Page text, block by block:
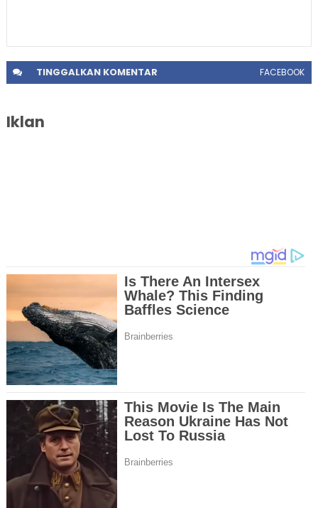
TINGGALKANKOMENTAR FACEBOOK
Iklan